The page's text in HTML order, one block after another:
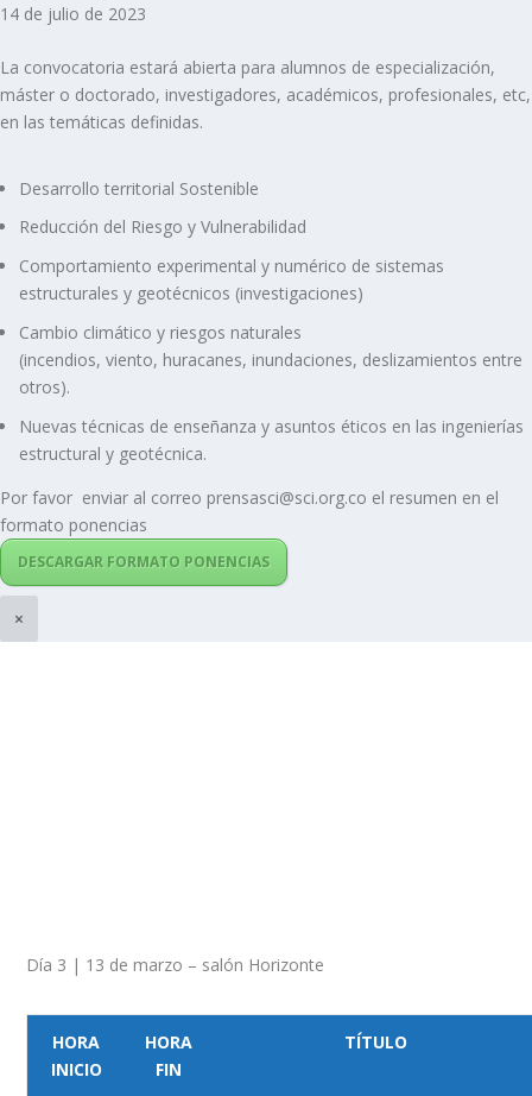
14 de julio de 2023
La convocatoria estará abierta para alumnos de especialización,
máster o doctorado, investigadores, académicos, profesionales, etc,
en las temáticas definidas.
Desarrollo territorial Sostenible
Reducción del Riesgo y Vulnerabilidad
Comportamiento experimental y numérico de sistemas
estructurales y geotécnicos (investigaciones)
Cambio climático y riesgos naturales
(incendios, viento, huracanes, inundaciones, deslizamientos entre
otros).
Nuevas técnicas de enseñanza y asuntos éticos en las ingenierías
estructural y geotécnica.
Por favor enviar al correo prensasci@sci.org.co el resumen en el
formato ponencias
DESCARGAR FORMATO PONENCIAS
×
Día 3 | 13 de marzo – salón Horizonte
HORA
INICIO
HORA
FIN
TÍTULO